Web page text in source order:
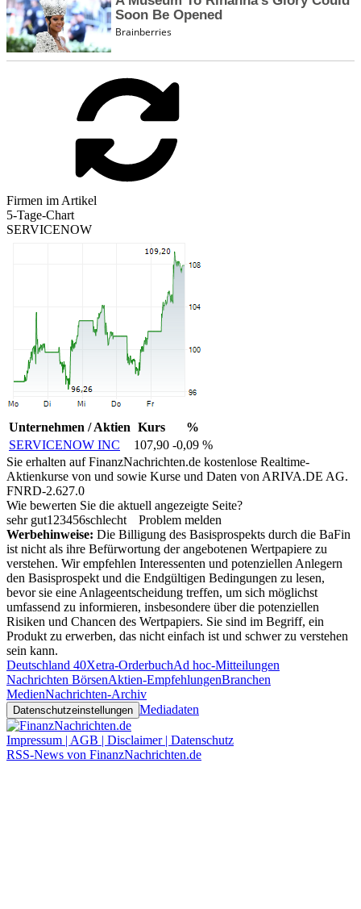
Firmen im Artikel
5-Tage-Chart
SERVICENOW
Unternehmen / Aktien Kurs
%
SERVICENOW INC
107,90 -0,09 %
Sie erhalten auf FinanzNachrichten.de kostenlose Realtime-
Aktienkurse von und sowie Kurse und Daten von ARIVA.DE AG.
FNRD-2.627.0
Wie bewerten Sie die aktuell angezeigte Seite?
sehr gut1 23456schlecht
Problem melden
Werbehinweise: Die Billigung des Basisprospekts durch die BaFin
ist nicht als ihre Befürwortung der angebotenen Wertpapiere zu
verstehen. Wir empfehlen Interessenten und potenziellen Anlegern
den Basisprospekt und die Endgültigen Bedingungen zu lesen,
bevor sie eine Anlageentscheidung treffen, um sich möglichst
umfassend zu informieren, insbesondere über die potenziellen
Risiken und Chancen des Wertpapiers. Sie sind im Begriff, ein
Produkt zu erwerben, das nicht einfach ist und schwer zu verstehen
sein kann.
Deutschland 40Xetra-OrderbuchAd hoc-Mitteilungen
Nachrichten BörsenAktien-EmpfehlungenBranchen
MedienNachrichten-Archiv
Datenschutzeinstellungen Mediadaten
Impressum | AGB | Disclaimer | Datenschutz
RSS-News von FinanzNachrichten.de